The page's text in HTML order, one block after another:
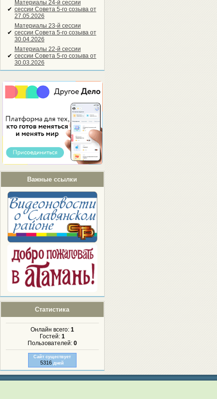
✔
Материалы 24-й сессии
сессии Совета 5-го созыва от
27.05.2026
✔
Материалы 23-й сессии
сессии Совета 5-го созыва от
30.04.2026
✔
Материалы 22-й сессии
сессии Совета 5-го созыва от
30.03.2026
Важные ссылки
Статистика
Онлайн всего: 1
Гостей: 1
Пользователей: 0
Сайт существует
5316 дней